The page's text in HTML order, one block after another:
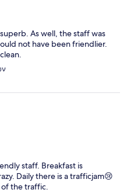
As well, the staff was
not have been friendlier.
staff. Breakfast is
Daily there is a trafficjam😢
of the traffic.